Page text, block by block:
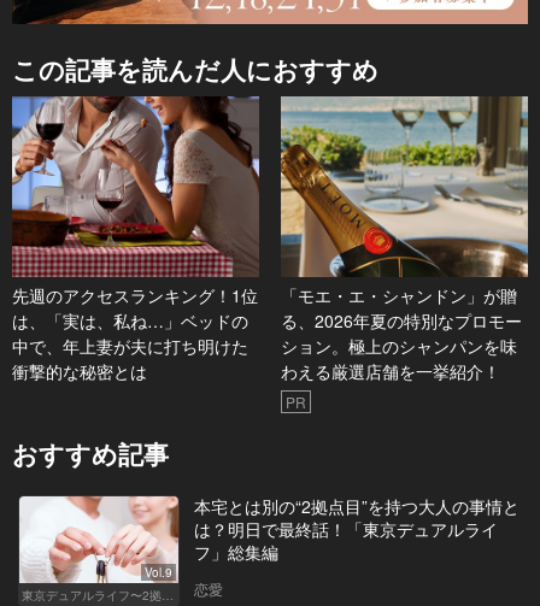
この記事を読んだ人におすすめ
先週のアクセスランキング！1位
は、「実は、私ね…」ベッドの
中で、年上妻が夫に打ち明けた
衝撃的な秘密とは
「モエ・エ・シャンドン」が贈
る、2026年夏の特別なプロモー
ション。極上のシャンパンを味
わえる厳選店舗を一挙紹介！
PR
おすすめ記事
Vol.9
東京デュアルライフ〜2拠点目を選ぶ大人の事情〜
本宅とは別の“2拠点目”を持つ大人の事情と
は？明日で最終話！「東京デュアルライ
フ」総集編
恋愛